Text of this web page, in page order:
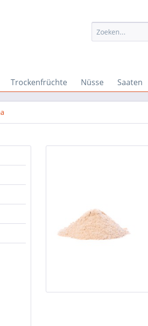
Trockenfrüchte Nüsse Saaten